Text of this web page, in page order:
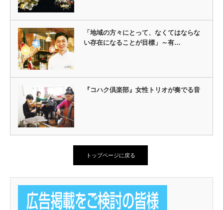
「地域の方々にとって、なくてはならな
い存在になることが目標」～有…
『コハク倶楽部』女性トリオが奏でる音
トップページに戻る